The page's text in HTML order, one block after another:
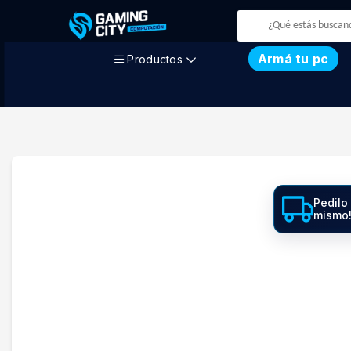
Productos Armá tu pc
Pedilo
mismo!